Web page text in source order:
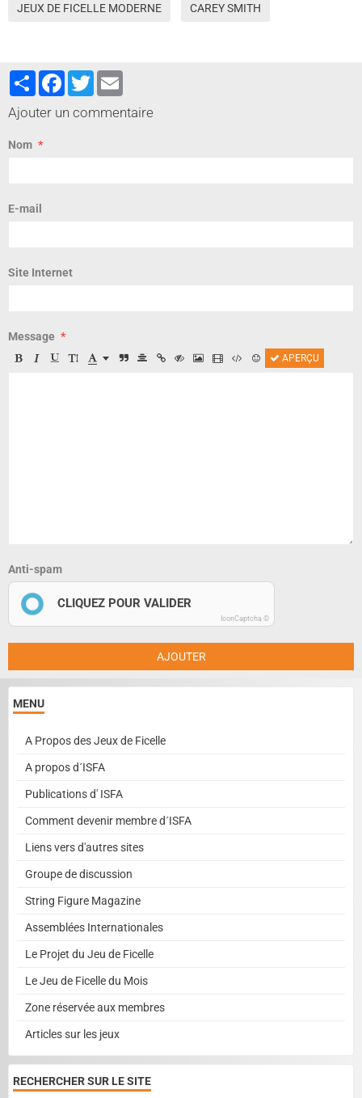
JEUX DE FICELLE MODERNE CAREY SMITH
PartagerFacebook
Twitter
Ajouter un commentaire
Nom
E-mail
Site Internet
Message
APERÇU
Anti-spam
CLIQUEZ POUR VALIDER
IconCaptcha ©
AJOUTER
MENU
A Propos des Jeux de Ficelle
A propos d´ISFA
Publications d' ISFA
Comment devenir membre d´ISFA
Liens vers d'autres sites
Groupe de discussion
String Figure Magazine
Assemblées Internationales
Le Projet du Jeu de Ficelle
Le Jeu de Ficelle du Mois
Zone réservée aux membres
Articles sur les jeux
RECHERCHER SUR LE SITE